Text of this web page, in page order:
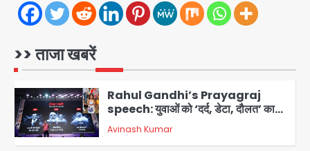
>> ताजा खबरें
1
Noida Sector-49: सेक्टर-49 में 18
2
Rahul Gandhi’s Prayagraj
speech: युवाओं को ‘दर्द, डेटा, दौलत’ का
संदेश, बीजेपी का वार
Avinash Kumar